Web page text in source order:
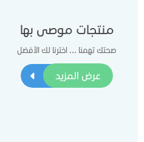
منتجات موصى بها
صحتك تهمنا ... اخترنا لك الأفضل
عرض المزيد